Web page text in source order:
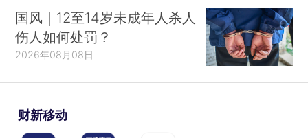
国风｜12至14岁未成年人杀人
伤人如何处罚？
2026年08月08日
财新移动